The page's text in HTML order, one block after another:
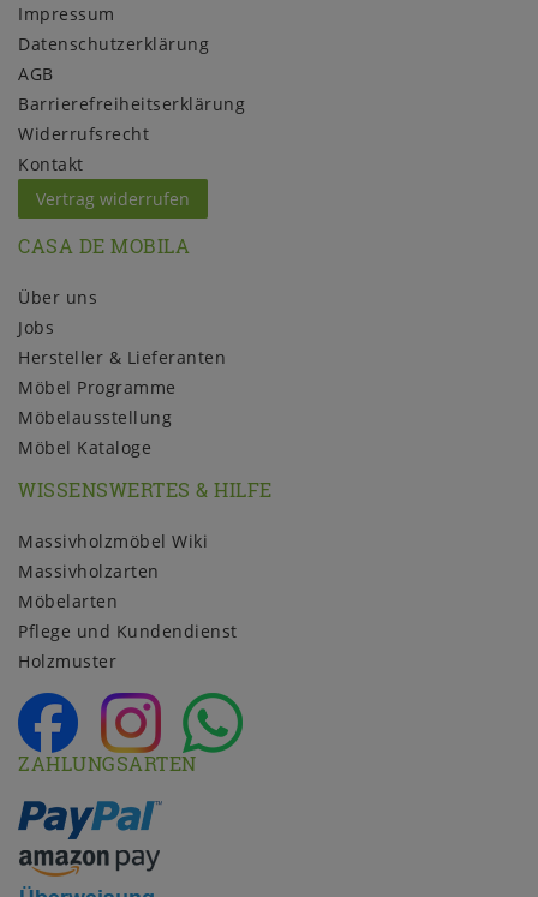
Impressum
Daten­schutz­erklärung
AGB
Barrierefreiheitserklärung
Widerrufs­recht
Kontakt
Vertrag widerrufen
CASA DE MOBILA
Über uns
Jobs
Hersteller & Lieferanten
Möbel Programme
Möbelausstellung
Möbel Kataloge
WISSENSWERTES & HILFE
Massivholzmöbel Wiki
Massivholzarten
Möbelarten
Pflege und Kundendienst
Holzmuster
ZAHLUNGSARTEN